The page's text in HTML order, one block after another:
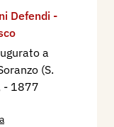
Defendi -
a
(S.
- 1877